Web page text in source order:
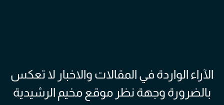
الآراء الواردة في المقالات والاخبار لا تعكس
بالضرورة وجهة نظر موقع مخيم الرشيدية